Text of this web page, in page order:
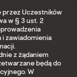
przez Uczestników
w § 3 ust. 2
zawiadomienia
z żądaniem
będą do
W